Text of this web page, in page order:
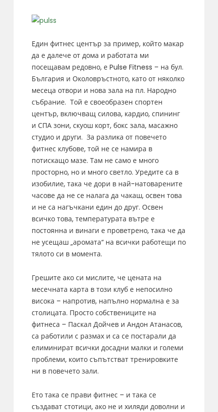
Един фитнес център за пример, който макар
да е далече от дома и работата ми
посещавам редовно, е Pulse Fitness – на бул.
България и Околовръстното, като от няколко
месеца отвори и нова зала на пл. Народно
събрание. Той е своеобразен спортен
център, включващ силова, кардио, спининг
и СПА зони, скуош корт, бокс зала, масажно
студио и други. За разлика от повечето
фитнес клубове, той не се намира в
потискащо мазе. Там не само е много
просторно, но и много светло. Уредите са в
изобилие, така че дори в най-натоварените
часове да не се налага да чакаш, освен това
и не са нагъчкани един до друг. Освен
всичко това, температурата вътре е
постоянна и винаги е проветрено, така че да
не усещаш „аромата“ на всички работещи по
тялото си в момента.
Грешите ако си мислите, че цената на
месечната карта в този клуб е непосилно
висока – напротив, напълно нормална е за
столицата. Просто собствениците на
фитнеса – Паскал Дойчев и Андон Атанасов,
са работили с размах и са се постарали да
елиминират всички досадни малки и големи
проблеми, които съпътстват тренировките
ни в повечето зали.
Ето така се прави фитнес – и така се
създават стотици, ако не и хиляди доволни и